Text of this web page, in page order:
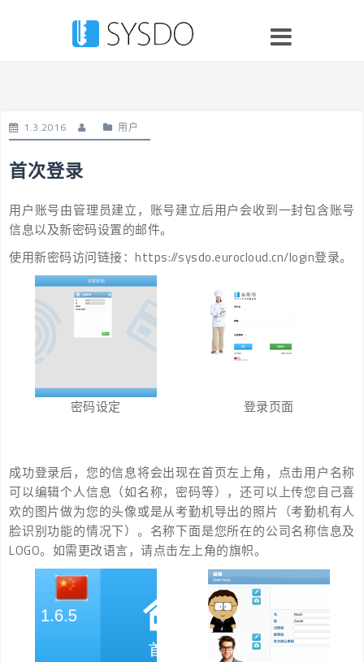
1.3.2016 用户
首次登录
用户账号由管理员建立，账号建立后用户会收到一封包含账号
信息以及新密码设置的邮件。
使用新密码访问链接：https://sysdo.eurocloud.cn/login登录。
密码设定 登录页面
成功登录后，您的信息将会出现在首页左上角，点击用户名称
可以编辑个人信息（如名称，密码等），还可以上传您自己喜
欢的图片做为您的头像或是从考勤机导出的照片（考勤机有人
脸识别功能的情况下）。名称下面是您所在的公司名称信息及
LOGO。如需更改语言，请点击左上角的旗帜。